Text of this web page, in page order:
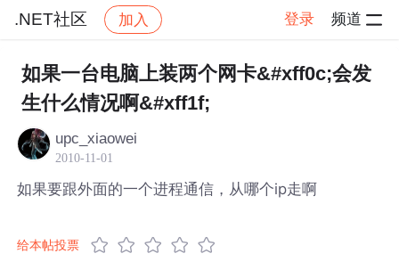
.NET社区 加入 登录 频道
社区 .NET社区 帖子详情
如果一台电脑上装两个网卡&#xff0c;会发
生什么情况啊&#xff1f;
upc_xiaowei
2010-11-01
如果要跟外面的一个进程通信，从哪个ip走啊
给本帖投票